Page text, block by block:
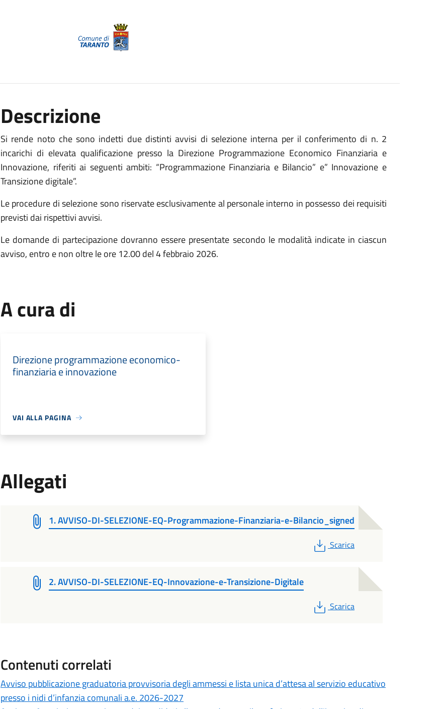
Descrizione
Si rende noto che sono indetti due distinti avvisi di selezione interna per il conferimento di n. 2
incarichi di elevata qualificazione presso la Direzione Programmazione Economico Finanziaria e
Innovazione, riferiti ai seguenti ambiti: “Programmazione Finanziaria e Bilancio” e” Innovazione e
Transizione digitale”.
Le procedure di selezione sono riservate esclusivamente al personale interno in possesso dei requisiti
previsti dai rispettivi avvisi.
Le domande di partecipazione dovranno essere presentate secondo le modalità indicate in ciascun
avviso, entro e non oltre le ore 12.00 del 4 febbraio 2026.
A cura di
Direzione programmazione economico-
finanziaria e innovazione
VAI ALLA PAGINA
Allegati
1. AVVISO-DI-SELEZIONE-EQ-Programmazione-Finanziaria-e-Bilancio_signed
PDF
Scarica
2. AVVISO-DI-SELEZIONE-EQ-Innovazione-e-Transizione-Digitale
PDF
Scarica
Contenuti correlati
Avviso pubblicazione graduatoria provvisoria degli ammessi e lista unica d’attesa al servizio educativo
presso i nidi d’infanzia comunali a.e. 2026-2027